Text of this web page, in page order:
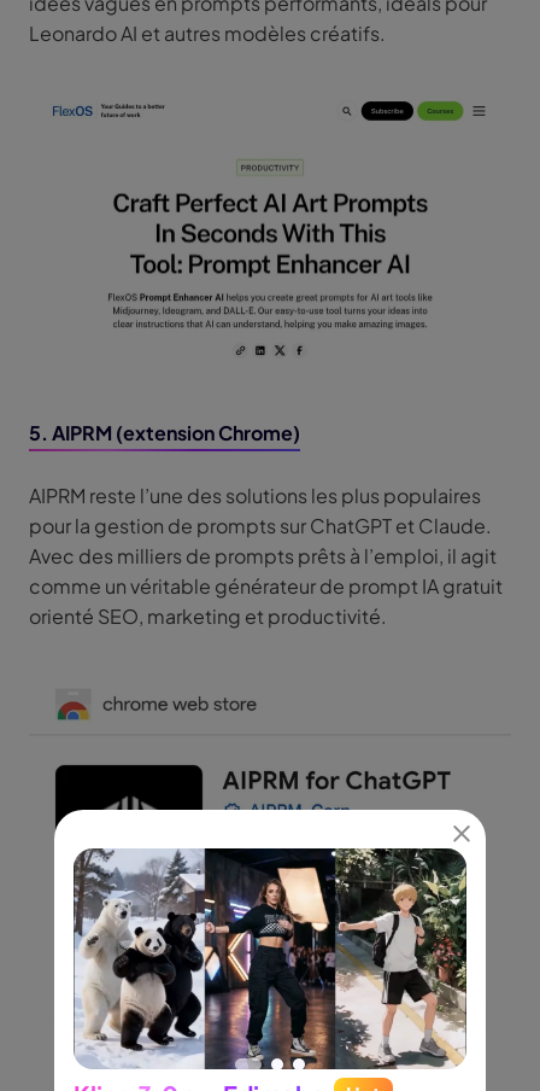
Leonardo AI et autres modèles créatifs.
5. AIPRM (extension Chrome)
AIPRM reste l’une des solutions les plus populaires
pour la gestion de prompts sur ChatGPT et Claude.
Avec des milliers de prompts prêts à l’emploi, il agit
comme un véritable générateur de prompt IA gratuit
orienté SEO, marketing et productivité.